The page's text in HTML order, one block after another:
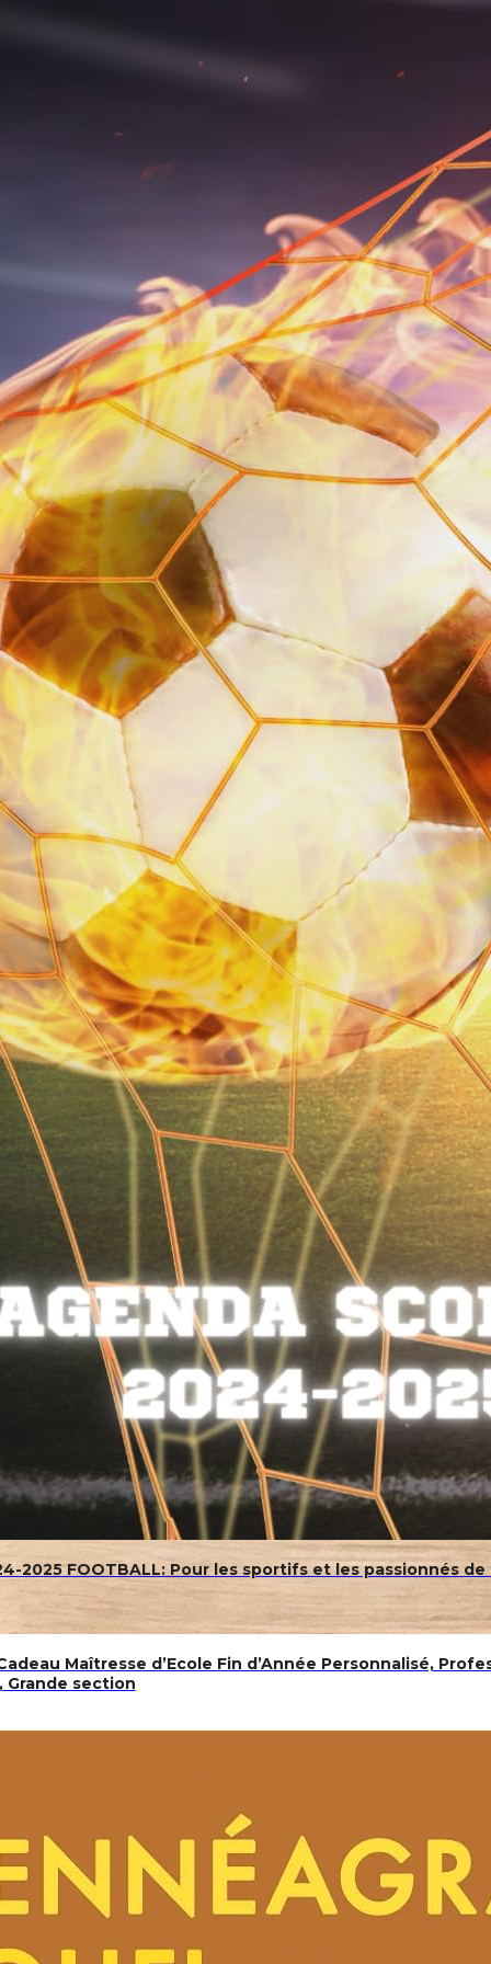
Maîtresse d’Ecole Fin d’Année Personnalisé,
section
2025 FOOTBALL: Pour les sportifs et les passionnés